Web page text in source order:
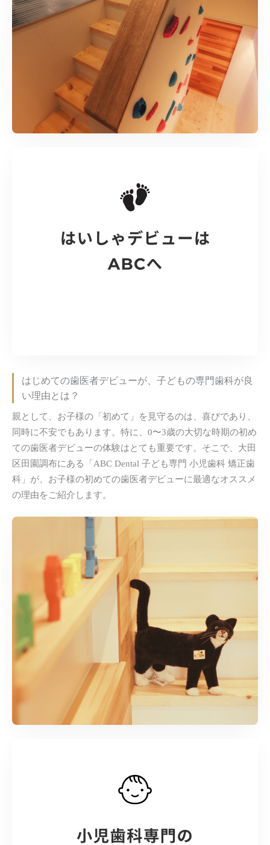
はじめての歯医者デビューが、子どもの専門歯科が良
い理由とは？
親として、お子様の「初めて」を見守るのは、喜びであり、
同時に不安でもあります。特に、0〜3歳の大切な時期の初め
ての歯医者デビューの体験はとても重要です。そこで、大田
区田園調布にある「ABC Dental 子ども専門 小児歯科 矯正歯
科」が、お子様の初めての歯医者デビューに最適なオススメ
の理由をご紹介します。